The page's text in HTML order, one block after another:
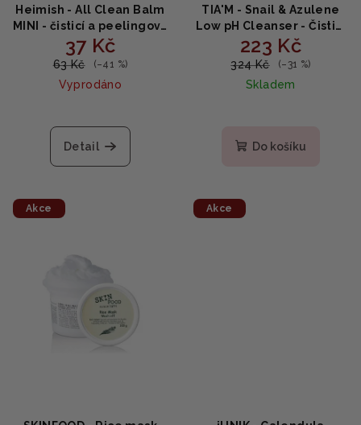
Heimish - All Clean Balm
MINI - čisticí a peelingový
balzám 5ml
37 Kč
63 Kč (–41 %)
Vyprodáno
Detail
TIA'M - Snail & Azulene
Low pH Cleanser - Čisticí
gel s nízkým PH 200ml
223 Kč
324 Kč (–31 %)
Skladem
Do košíku
Akce Akce